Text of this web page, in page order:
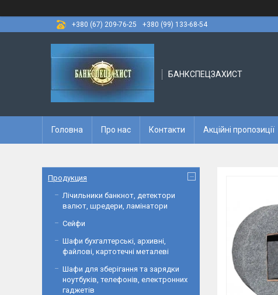
+380 (67) 209-76-25
+380 (99) 133-68-54
БАНКСПЕЦЗАХИСТ
Головна Про нас Контакти Акційні пропозиції
Продукция
Лічильники банкнот, детектори
валют, шредери, ламінатори
Сейфи
Шафи бухгалтерські, архивні,
файлові, картотечні металеві
Шафи для зберігання та зарядки
ноутбуків, телефонів, електронних
гаджетів